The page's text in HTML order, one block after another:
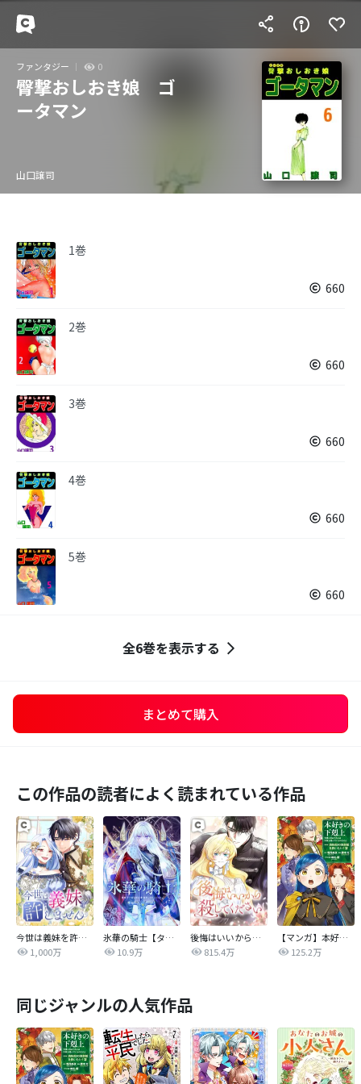
ファンタジー 0
臀撃おしおき娘 ゴ
ータマン
山口譲司
1巻
660
2巻
660
3巻
660
4巻
660
5巻
660
全6巻を表示する
まとめて購入
この作品の読者によく読まれている作品
今世は義妹を許しません
1,000万
氷華の騎士【タテヨミ】
10.9万
後悔はいいから殺してください
815.4万
【マンガ】本好きの下剋上 第四部
125.2万
同じジャンルの人気作品